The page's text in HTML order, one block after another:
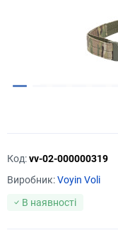
Код:vv-02-000000319
Виробник:Voyin Voli
В наявності